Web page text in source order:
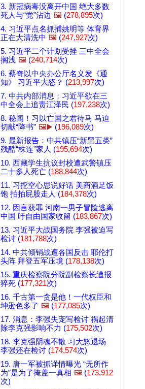
3. 新冠病毒没离开中国 绝大多数
死人与“党”沾边 🖼️ (278,895次)
4. 习近平点名抓捕姚明等 体育界
正在大清洗中 🖼️ (247,927次)
5. 习近平二个计划受挫 三中全会
搁浅 🖼️ (240,714次)
6. 蔡奇以中央办公厅名义发《通
知》 习近平大怒？ (213,997次)
7. 中共内部消息：习近平欲在三
中全会上追责江泽民 (197,238次)
8. 秘闻！习以亡国之君待马 马迫
切献“降书” 🖼️▶️ (196,089次)
9. 最新报告：中共镇压“新黑五类”
残酷“株连”家人 (195,694次)
10. 西藏学生抗议封校遭武警镇压
二十多人死亡 (188,844次)
11. 习挖空心思说好话 美商酒足饭
饱 拍拍屁股走人 (184,378次)
12. 因言获罪 河南一男子冒险逃离
中国 吁自由国家收留 (183,867次)
13. 习近平大战国务院 李强被迫写
检讨 (181,788次)
14. 中共倾销战遭各国反击 耶伦打
头阵 拜登五军压境 (178,138次)
15. 重庆检察院分院副检察长遭报
猝死 (177,321次)
16. 千古第一贪是他！一代权臣和
坤逊色多了 🖼️ (177,085次)
17. 消息：李强失宠写检讨 祸起清
除李克强影响不力 (175,502次)
18. 李克强阴魂不散 习大怒退场
李强还在检讨 (174,574次)
19. 唐一军被抓详情曝光 “无所作
为”是为了掩盖一真相 🖼️ (173,912
次)